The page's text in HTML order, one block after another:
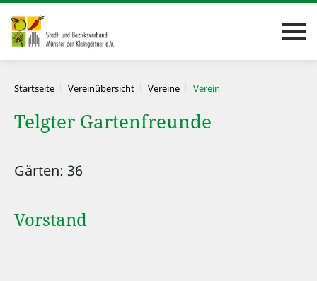
Startseite Vereinübersicht Vereine Verein
Telgter Gartenfreunde
Gärten: 36
Vorstand